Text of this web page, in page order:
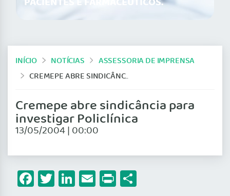
INÍCIO NOTÍCIAS
ASSESSORIA DE IMPRENSA
CREMEPE ABRE SINDICÂNCIA PARA INVESTIGAR POLICLÍNICA
Cremepe abre sindicância para
investigar Policlínica
13/05/2004 | 00:00
Facebook
Twitter
LinkedIn
Email
Print